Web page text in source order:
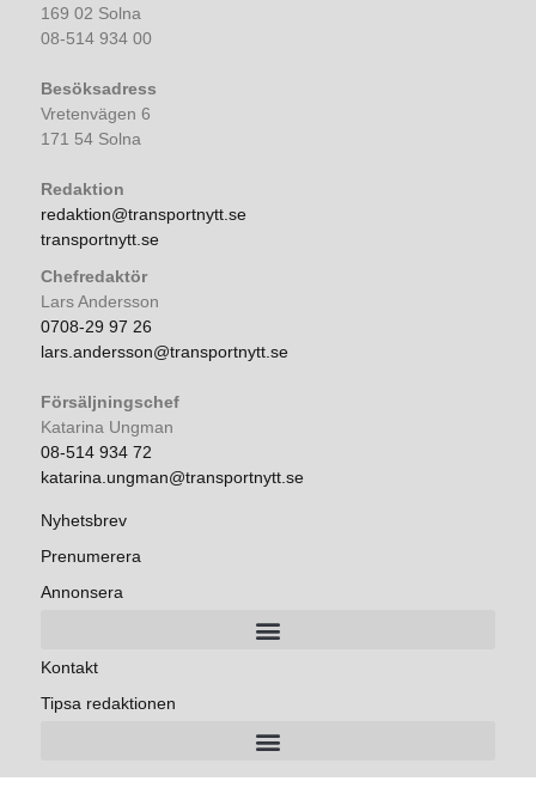
169 02 Solna
08-514 934 00
Besöksadress
Vretenvägen 6
171 54 Solna
Redaktion
redaktion@transportnytt.se
transportnytt.se
Chefredaktör
Lars Andersson
0708-29 97 26
lars.andersson@transportnytt.se
Försäljningschef
Katarina Ungman
08-514 934 72
katarina.ungman@transportnytt.se
Nyhetsbrev
Prenumerera
Annonsera
Kontakt
Tipsa redaktionen